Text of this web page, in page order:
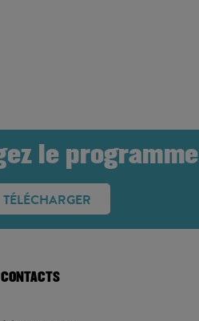
le programme
TÉLÉCHARGER
CONTACTS